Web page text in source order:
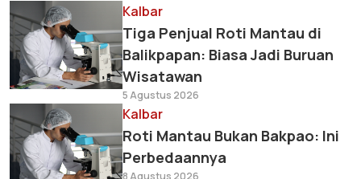
Kalbar
Tiga Penjual Roti Mantau di
Balikpapan: Biasa Jadi Buruan
Wisatawan
5 Agustus 2026
Kalbar
Roti Mantau Bukan Bakpao: Ini
Perbedaannya
8 Agustus 2026